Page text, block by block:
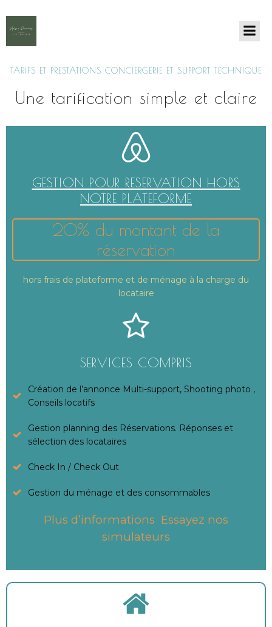
TARIFS ET PRESTATIONS CONCIERGERIE ET SUPPORT TECHNIQUE
Une tarification simple et claire
GESTION POUR RESERVATION HORS
NOTRE PLATEFORME
20% du montant de la
réservation
hors frais de plateforme et de ménage à la charge du
locataire
SERVICES COMPRIS
Création de l’annonce Multi-support, Shooting photo ,
Conseils locatifs
Gestion planning des Réservations. Réponses et
sélection des locataires
Check In / Check Out
Gestion du ménage et des consommables
Plus d’informations Essayez nos
simulateurs